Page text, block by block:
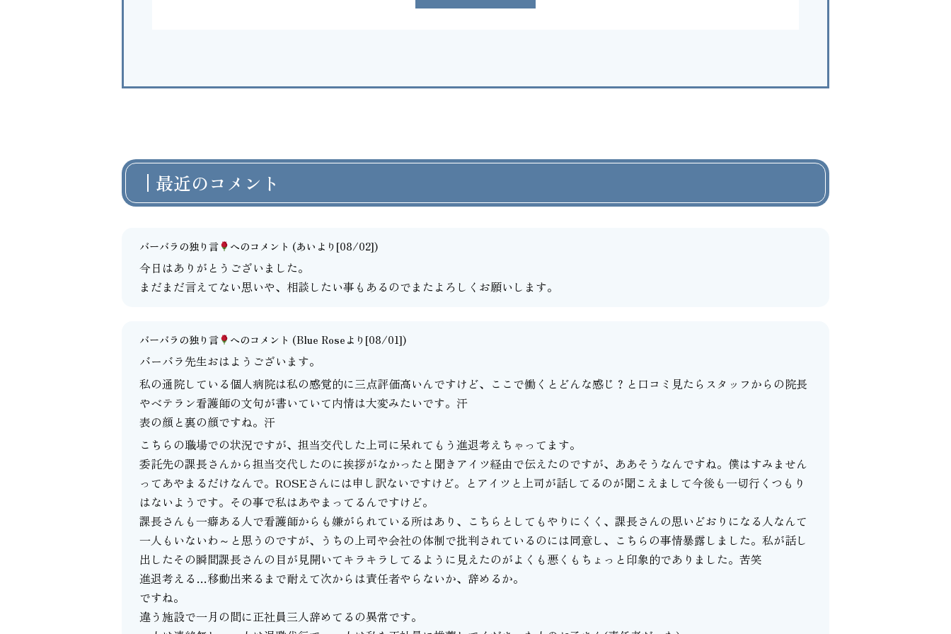
最近のコメント
バーバラの独り言 へのコメント (あいより[08/02])
今日はありがとうございました。
まだまだ言えてない思いや、相談したい事もあるのでまたよろしくお願いします。
バーバラの独り言 へのコメント (Blue Roseより[08/01])
バーバラ先生おはようございます。
私の通院している個人病院は私の感覚的に三点評価高いんですけど、ここで働くとどんな感じ？と口コミ見たらスタッフからの院長
やベテラン看護師の文句が書いていて内情は大変みたいです。汗
表の顔と裏の顔ですね。汗
こちらの職場での状況ですが、担当交代した上司に呆れてもう進退考えちゃってます。
委託先の課長さんから担当交代したのに挨拶がなかったと聞きアイツ経由で伝えたのですが、ああそうなんですね。僕はすみません
ってあやまるだけなんで。ROSEさんには申し訳ないですけど。とアイツと上司が話してるのが聞こえまして今後も一切行くつもり
はないようです。その事で私はあやまってるんですけど。
課長さんも一癖ある人で看護師からも嫌がられている所はあり、こちらとしてもやりにくく、課長さんの思いどおりになる人なんて
一人もいないわ～と思うのですが、うちの上司や会社の体制で批判されているのには同意し、こちらの事情暴露しました。私が話し
出したその瞬間課長さんの目が見開いてキラキラしてるように見えたのがよくも悪くもちょっと印象的でありました。苦笑
進退考える…移動出来るまで耐えて次からは責任者やらないか、辞めるか。
ですね。
違う施設で一月の間に正社員三人辞めてるの異常です。